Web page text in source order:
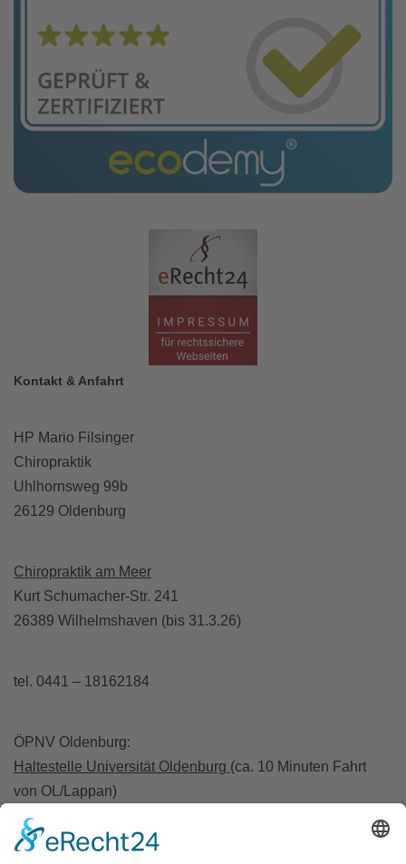
Kontakt & Anfahrt
HP Mario Filsinger
Chiropraktik
Uhlhornsweg 99b
26129 Oldenburg
Chiropraktik am Meer
Kurt Schumacher-Str. 241
26389 Wilhelmshaven (bis 31.3.26)
tel. 0441 – 18162184
ÖPNV Oldenburg:
Haltestelle Universität Oldenburg (ca. 10 Minuten Fahrt
von OL/Lappan)
A28 Abfahrt Wechloy / A293 Abfahrt Haarentor